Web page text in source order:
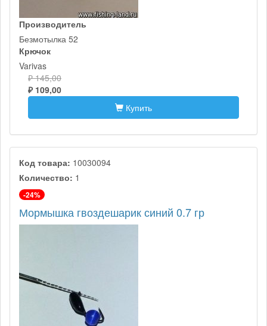
Производитель
Безмотылка 52
Крючок
Varivas
₽ 145,00
₽ 109,00
Купить
Код товара: 10030094
Количество: 1
-24%
Мормышка гвоздешарик синий 0.7 гр